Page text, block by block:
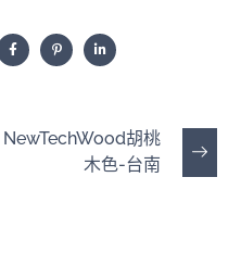
NewTechWood胡桃
木色-台南